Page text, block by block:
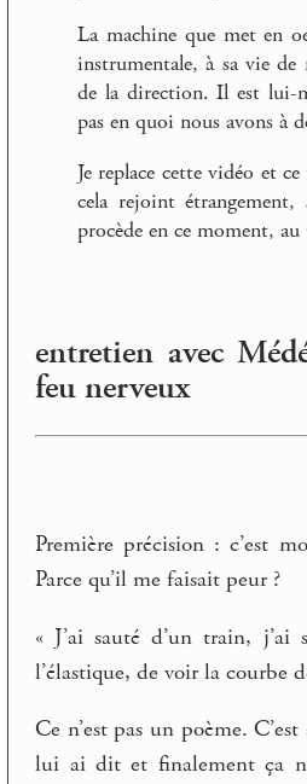
La machine que met en
instrumentale, à sa vie
de la direction. Il est lui-
pas en quoi nous avons à
Je replace cette vidéo et
cela rejoint
procède en ce moment,
entretien avec
feu nerveux
Première précision : c’est
Parce qu’il me faisait peur ?
« J’ai sauté d’un train,
l’élastique, de voir la courbe
Ce n’est pas un poème.
lui ai dit et finalement ça